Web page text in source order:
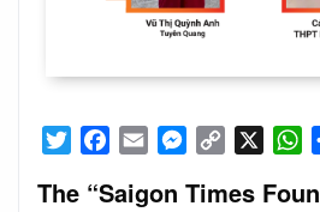
TwitterFacebook
Email Messenger
Copy
The “Saigon Times